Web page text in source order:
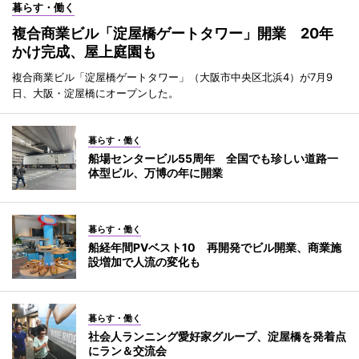
暮らす・働く
複合商業ビル「淀屋橋ゲートタワー」開業 20年
かけ完成、屋上庭園も
複合商業ビル「淀屋橋ゲートタワー」（大阪市中央区北浜4）が7月9
日、大阪・淀屋橋にオープンした。
暮らす・働く
船場センタービル55周年 全国でも珍しい道路一
体型ビル、万博の年に開業
暮らす・働く
船経年間PVベスト10 再開発でビル開業、商業施
設増加で人流の変化も
暮らす・働く
社会人ランニング愛好家グループ、淀屋橋を発着点
にラン＆交流会